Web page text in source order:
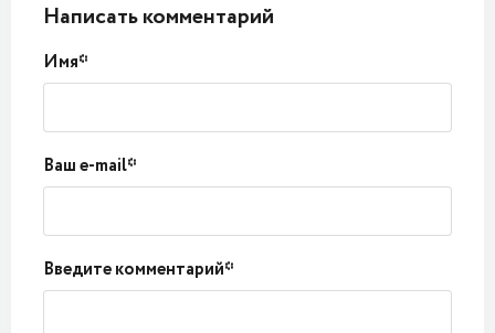
Написать комментарий
Имя*
Ваш e-mail*
Введите комментарий*